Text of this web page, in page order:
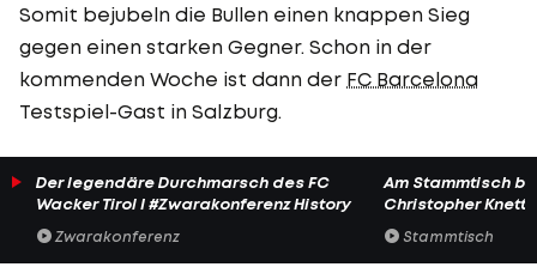
Somit bejubeln die Bullen einen knappen Sieg
gegen einen starken Gegner. Schon in der
kommenden Woche ist dann der FC Barcelona
Testspiel-Gast in Salzburg.
Der legendäre Durchmarsch des FC
Wacker Tirol I #Zwarakonferenz History
Zwarakonferenz
Am Stammtisch
Christopher Knett
Stammtisch